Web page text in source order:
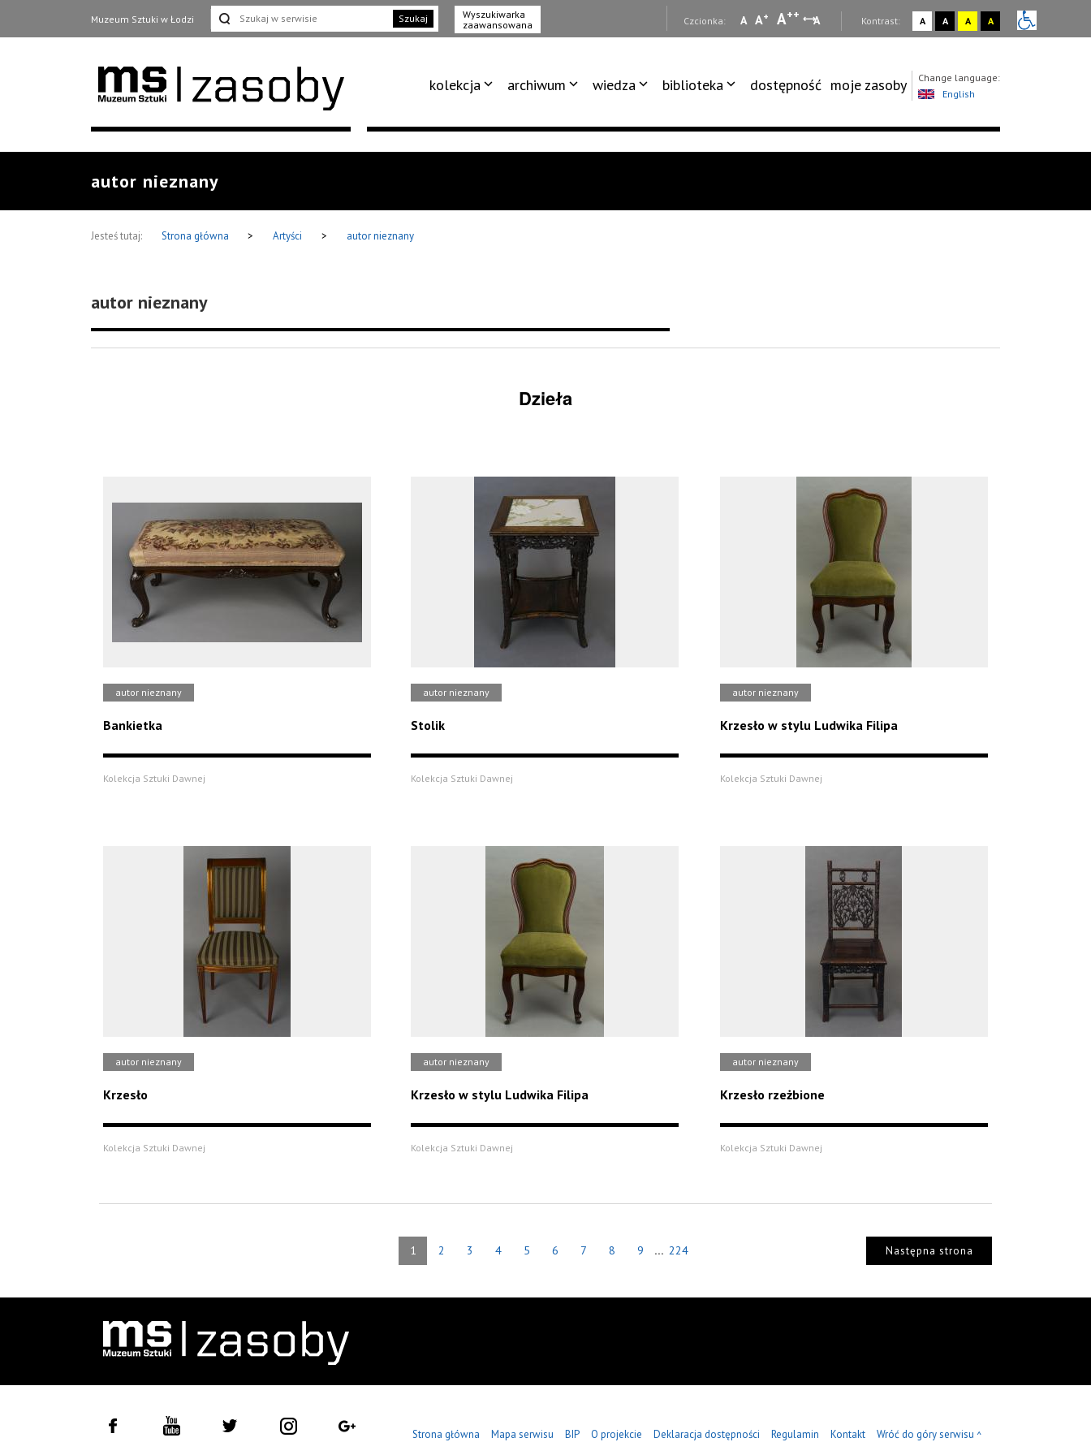
Muzeum Sztuki w Łodzi Szukaj
Wyszukiwarka
zaawansowana
Czcionka: A A+ A++ A Kontrast: A A A A
kolekcja archiwum wiedza biblioteka dostępność moje zasoby
Change language:
English
autor nieznany
Jesteś tutaj: Strona główna > Artyści > autor nieznany
autor nieznany
Dzieła
autor nieznany
Bankietka
Kolekcja Sztuki Dawnej
autor nieznany
Stolik
Kolekcja Sztuki Dawnej
autor nieznany
Krzesło w stylu Ludwika Filipa
Kolekcja Sztuki Dawnej
autor nieznany
Krzesło
Kolekcja Sztuki Dawnej
autor nieznany
Krzesło w stylu Ludwika Filipa
Kolekcja Sztuki Dawnej
autor nieznany
Krzesło rzeżbione
Kolekcja Sztuki Dawnej
1 2 3 4 5 6 7 8 9 ... 224 Następna strona
Strona główna Mapa serwisu BIP O projekcie Deklaracja dostępności Regulamin Kontakt Wróć do góry serwisu ^